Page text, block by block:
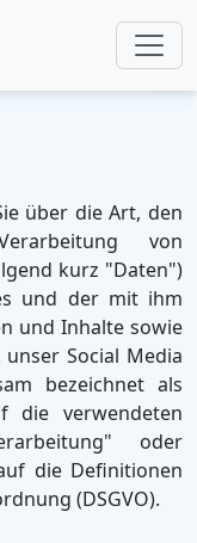
über die Art, den
von
kurz "Daten")
und der mit ihm
und Inhalte sowie
Social Media
bezeichnet als
die verwendeten
oder
die Definitionen
(DSGVO).